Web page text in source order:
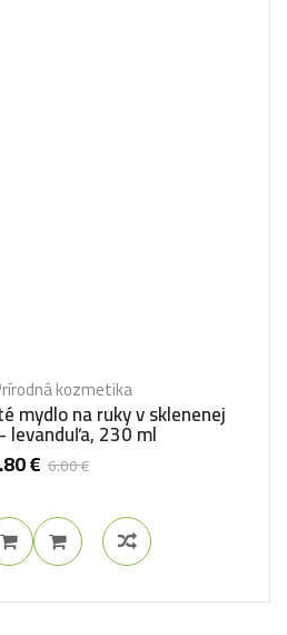
kozmetika
mydlo na ruky v sklenenej
levanduľa, 230 ml
6.00€
€